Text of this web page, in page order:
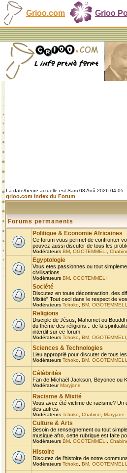
Grioo.com Grioo
La date/heure actuelle est Sam 08 Aoû 2026 04:05
grioo.com Index du Forum
Forums permanents
Politique & Economie Africaines
Ce forum vous permet de confronter
pouvez aussi discuter de tous les
Modérateurs BM OGOTEMMELI
Egyptologie
Vous etes passionnes ou tout
civilisations.
Modérateurs BM OGOTEMMELI
Société
Discutez en toute décontraction, des
Mixité" Tout ceci dans le respect de
Modérateurs Tchoko BM OGOTEMMELI
Religions
Disciple de Jésus, Mahomet ou
du thème des réligions... de la
interdit sur ce forum.
Modérateurs Tchoko BM OGOTEMMELI
Sciences & Technologies
Lieu approprié pour discuter de tous
Modérateurs Tchoko BM OGOTEMMELI
Célébrités
Fan de Michaël Jackson, Beyonce ou
ModérateurMaryjane
Racisme & Mixité
Vous avez été victime de racisme? Un
des autres.
Modérateurs Tchoko Chabine Maryjane
Culture & Arts
Besoin de renseignement ou tout
musique afro, cette rubrique est faite
Modérateurs BM OGOTEMMELI
Histoire
Discutez de l'histoire de notre
Modérateurs Tchoko BM OGOTEMMELI